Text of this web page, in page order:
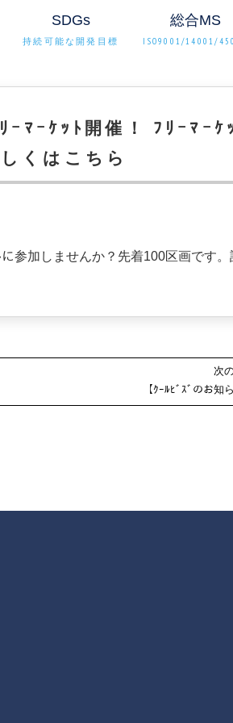
SDGs
持続可能な開発目標
総合MS
ISO9001/14001/
ｰﾏｰｹｯﾄ開催！ ﾌﾘｰﾏｰｹ
くはこちら
参加しませんか？先着100区画です。
次
【ｸｰﾙﾋﾞｽﾞのお知ら